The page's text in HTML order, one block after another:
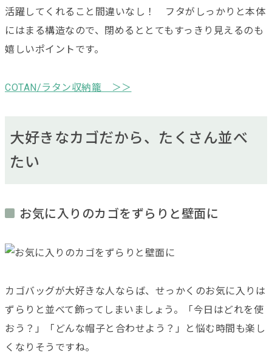
活躍してくれること間違いなし！ フタがしっかりと本体
にはまる構造なので、閉めるととてもすっきり見えるのも
嬉しいポイントです。
COTAN/ラタン収納籠 ＞＞
大好きなカゴだから、たくさん並べ
たい
お気に入りのカゴをずらりと壁面に
カゴバッグが大好きな人ならば、せっかくのお気に入りは
ずらりと並べて飾ってしまいましょう。「今日はどれを使
おう？」「どんな帽子と合わせよう？」と悩む時間も楽し
くなりそうですね。